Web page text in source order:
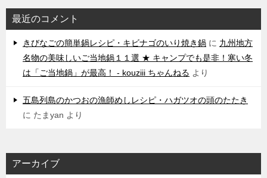
最近のコメント
きびなごの簡単鍋レシピ・キビナゴのいり焼き鍋 に 九州地方
名物の美味しいご当地鍋１１選 ★ キャンプでも是非！寒い冬
は「ご当地鍋」が最高！ - kouziii ちゃんねる より
五島列島のかつおの漁師めしレシピ・ハガツオの頭のたたき
に たまyan より
アーカイブ